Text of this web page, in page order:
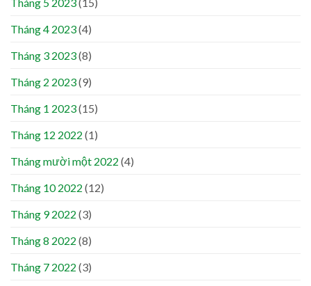
Tháng 4 2023(4)
Tháng 3 2023(8)
Tháng 2 2023(9)
Tháng 1 2023(15)
Tháng 12 2022 (1)
Tháng mười một 2022 (4)
Tháng 10 2022 (12)
Tháng 9 2022 (3)
Tháng 8 2022 (8)
Tháng 7 2022 (3)